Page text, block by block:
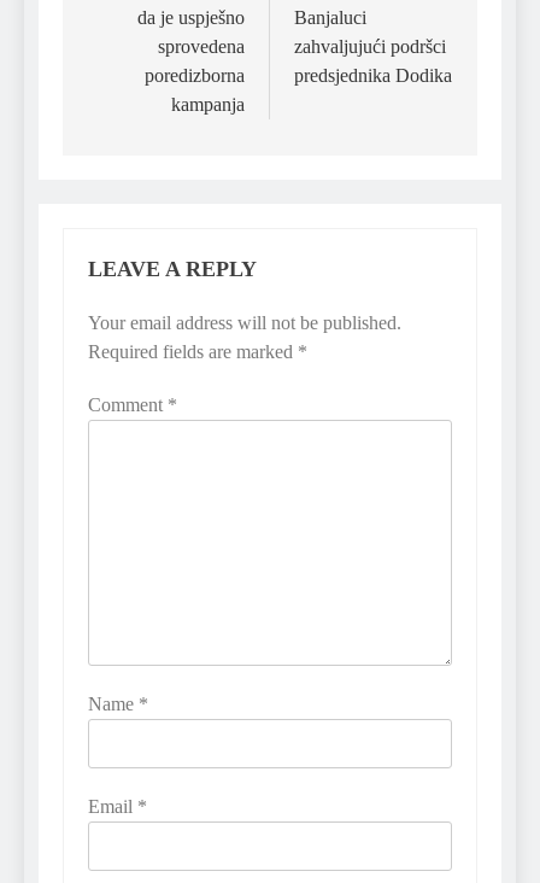
da je uspješno
sprovedena
poredizborna
kampanja
Banjaluci
zahvaljujući podršci
predsjednika Dodika
LEAVE A REPLY
Your email address will not be published.
Required fields are marked *
Comment *
Name *
Email *